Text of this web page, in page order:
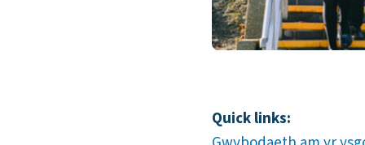
Quick links: